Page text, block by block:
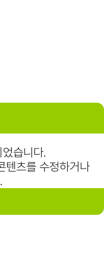
습니다.
텐츠를 수정하거나